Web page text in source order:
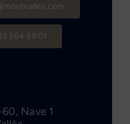
564 59 01
Nave 1